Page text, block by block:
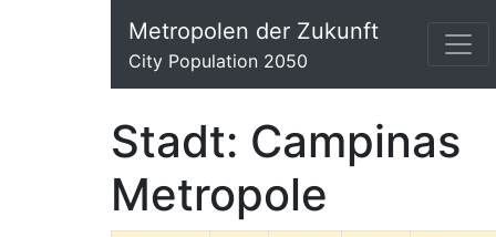
Metropolen der Zukunft
City Population 2050
Stadt: Campinas
Metropole